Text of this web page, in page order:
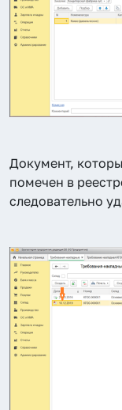
Документ,
помечен в
следовательно